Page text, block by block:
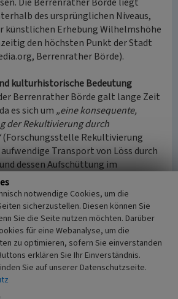
des ursprünglichen Niveaus,
künstlichen Erhebung Wilhelmshöhe
den höchsten Punkt der Stadt
Berrenrather Börde).
kulturhistorische Bedeutung
Berrenrather Börde galt lange Zeit
es sich um „eine konsequente,
der Rekultivierung durch
(Forschungsstelle Rekultivierung
Transport von Löss durch
dessen Aufschüttung im
landwirtschaftlichen
des Verlustes
Ackerflächen
als Wendepunkt in der
bewertet werden
246). Es handelt sich um „die erste
Rekultivierung im
(Gelhar 2013, S. 77). Ebenso
der forstlichen
notwendige Cookies, um die
sicherzustellen. Diesen können Sie
Sie die Seite nutzen möchten. Darüber
für eine Webanalyse, um die
zu optimieren, sofern Sie einverstanden
erklären Sie Ihr Einverständnis.
Sie auf unserer Datenschutzseite.